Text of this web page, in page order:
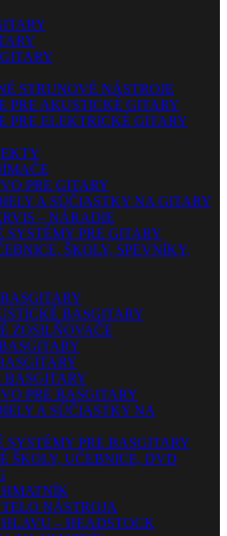
STRUNOVÉ NÁSTROJE
PRE AKUSTICKÉ GITARY
PRE ELEKTRICKÉ GITARY
PRE GITARY
A SÚČIASTKY NA GITARY
– NÁRADIE
SYSTÉMY PRE GITARY
ŠKOLY, SPEVNÍKY,
BASGITARY
ZOSILŇOVAČE
BASGITARY
PRE BASGITARY
A SÚČIASTKY NA
SYSTÉMY PRE BASGITARY
ŠKOLY, UČEBNICE, DVD
NÁSTROJA
– HEADSTOCK